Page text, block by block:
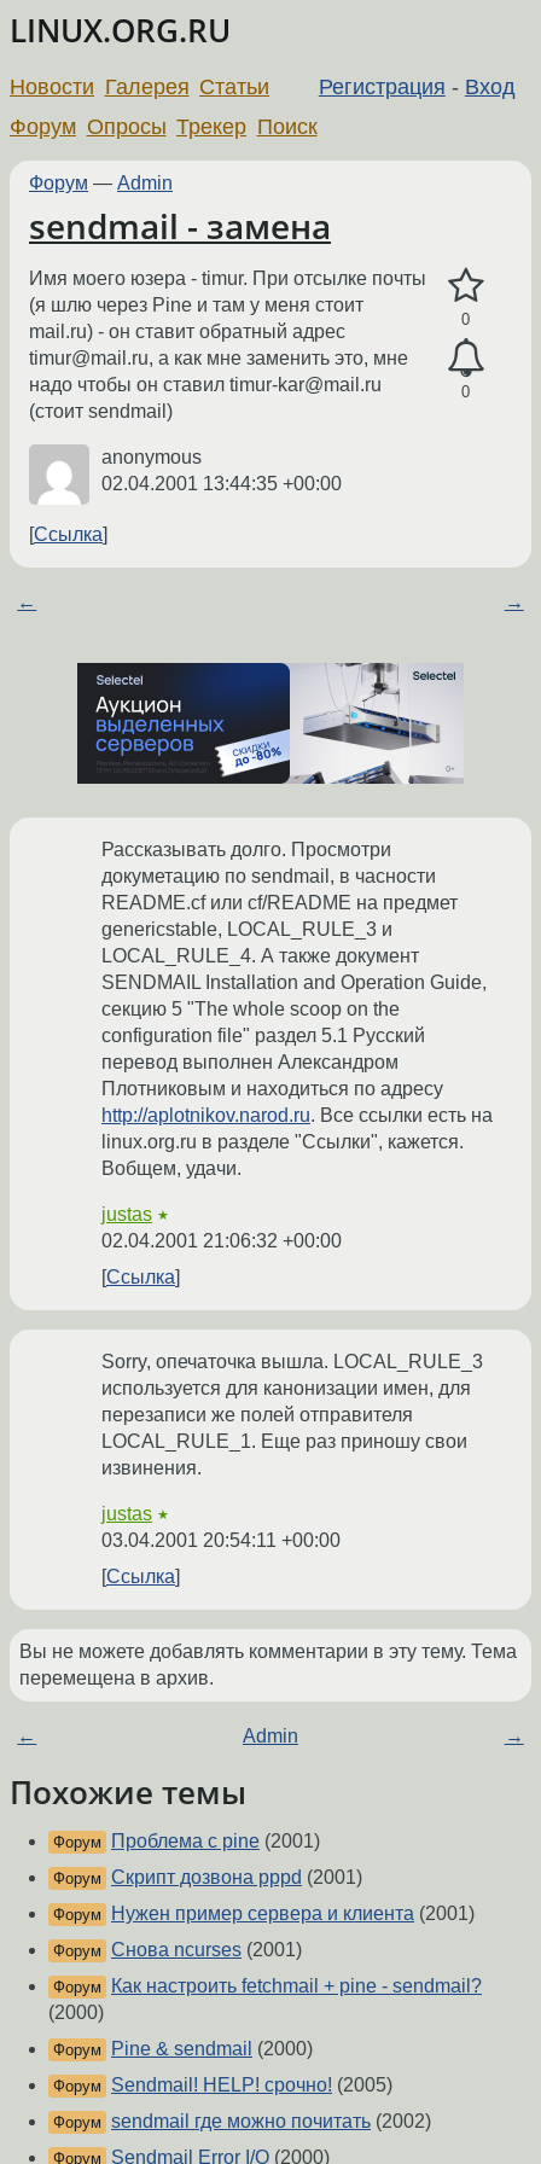
LINUX.ORG.RU
Регистрация - Вход
Новости Галерея Статьи
Форум Опросы Трекер Поиск
Форум — Admin
sendmail - замена
0
0
Имя моего юзера - timur. При отсылке почты
(я шлю через Pine и там у меня стоит
mail.ru) - он ставит обратный адрес
timur@mail.ru, а как мне заменить это, мне
надо чтобы он ставил timur-kar@mail.ru
(стоит sendmail)
anonymous
02.04.2001 13:44:35 +00:00
Ссылка
← →
Раcсказывать долго. Просмотри
докуметацию по sendmail, в часности
README.cf или cf/README на предмет
genericstable, LOCAL_RULE_3 и
LOCAL_RULE_4. А также документ
SENDMAIL Installation and Operation Guide,
секцию 5 "The whole scoop on the
configuration file" раздел 5.1 Русский
перевод выполнен Александром
Плотниковым и находиться по адресу
http://aplotnikov.narod.ru. Все ссылки есть на
linux.org.ru в разделе "Ссылки", кажется.
Вобщем, удачи.
justas ★
02.04.2001 21:06:32 +00:00
Ссылка
Sorry, опечаточка вышла. LOCAL_RULE_3
используется для канонизации имен, для
перезаписи же полей отправителя
LOCAL_RULE_1. Еще раз приношу свои
извинения.
justas ★
03.04.2001 20:54:11 +00:00
Ссылка
Вы не можете добавлять комментарии в эту тему. Тема
перемещена в архив.
← Admin →
Похожие темы
Форум Проблема с pine (2001)
Форум Скрипт дозвона pppd (2001)
Форум Нужен пример сервера и клиента (2001)
Форум Снова ncurses (2001)
Форум
Как настроить fetchmail + pine - sendmail?
(2000)
Форум Pine & sendmail (2000)
Форум Sendmail! HELP! срочно! (2005)
Форум sendmail где можно почитать (2002)
Форум Sendmail Error I/O (2000)